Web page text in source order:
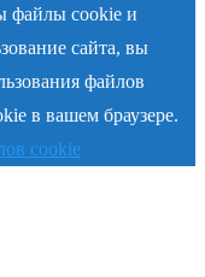
файлы cookie и
сайта, вы
файлов
в вашем браузере.
cookie